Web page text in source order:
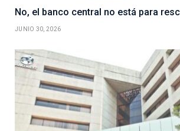
No, el banco central no está para
JUNIO 30, 2026